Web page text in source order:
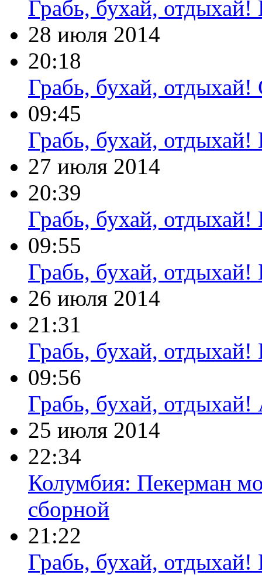
Грабь, бухай, отдыхай!
28 июля 2014
20:18
Грабь, бухай,
09:45
Грабь, бухай, отдыхай!
27 июля 2014
20:39
Грабь, бухай, отдыхай!
09:55
Грабь, бухай, отдыхай!
26 июля 2014
21:31
Грабь, бухай, отдыхай!
09:56
Грабь, бухай, отдыхай!
25 июля 2014
22:34
Колумбия: Пекерман
сборной
21:22
Грабь, бухай, отдыхай!